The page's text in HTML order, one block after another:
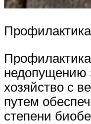
недопущению
хозяйство с
путем
степени